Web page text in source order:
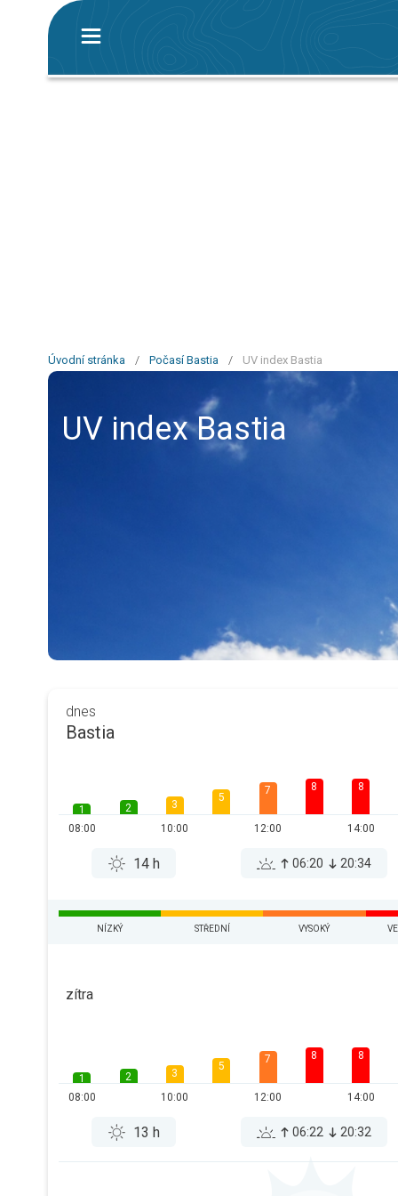
Úvodní stránka / Počasí Bastia / UV index Bastia
UV index Bastia
dnes
Bastia
1
08:00
2
3
10:00
5
7
12:00
8 8
14:00
14 h 06:20 20:34
NÍZKÝ STŘEDNÍ VYSOKÝ
zítra
1
08:00
2
3
10:00
5
7
12:00
8 8
14:00
13 h 06:22 20:32